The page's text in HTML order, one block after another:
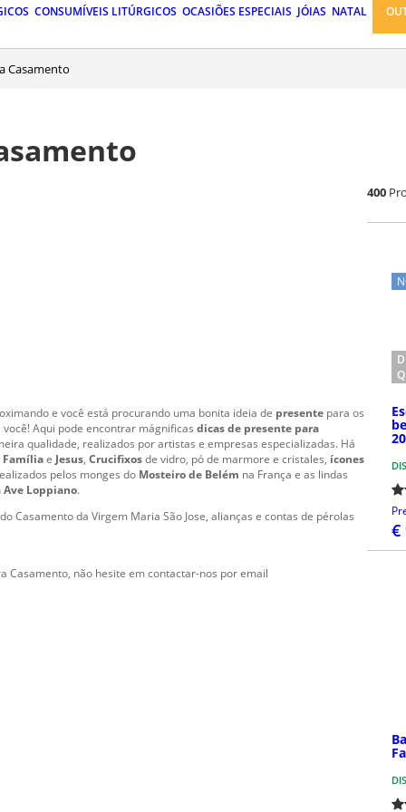
CONSUMÍVEIS LITÚRGICOS OCASIÕES ESPECIAIS JÓIAS NATAL
Casamento
e você está procurando uma bonita ideia de presente para os
Aqui pode encontrar mágnificas dicas de presente para
qualidade, realizados por artistas e empresas especializadas. Há
Famíliae Jesus, Crucifixosde vidro, pó de marmore e cristales, ícones
pelos monges do Mosteiro de Belém na França e as lindas
Ave Loppiano.
Casamento da Virgem Maria São Jose, alianças e contas de pérolas
Casamento, não hesite em contactar-nos por email
400
€